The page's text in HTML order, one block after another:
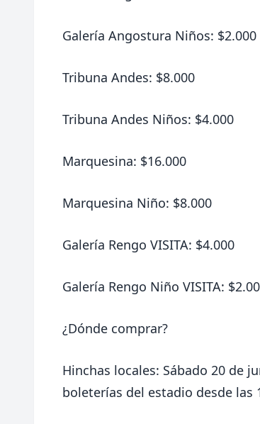
Galería Angostura Niños: $2.000
Tribuna Andes: $8.000
Tribuna Andes Niños: $4.000
Marquesina: $16.000
Marquesina Niño: $8.000
Galería Rengo VISITA: $4.000
Galería Rengo Niño VISITA:
¿Dónde comprar?
Hinchas locales: Sábado 20 de
boleterías del estadio desde las